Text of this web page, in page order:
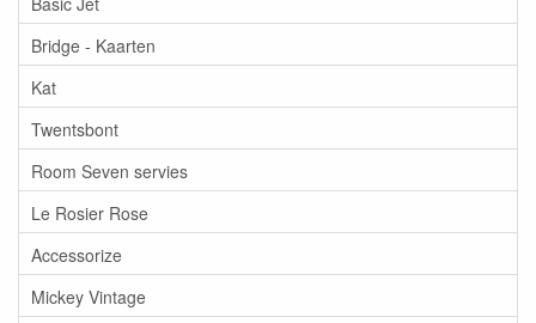
Bridge - Kaarten
Kat
Twentsbont
Room Seven servies
Le Rosier Rose
Accessorize
Mickey Vintage